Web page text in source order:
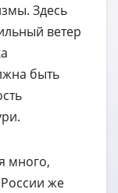
Здесь
ветер
быть
много,
же